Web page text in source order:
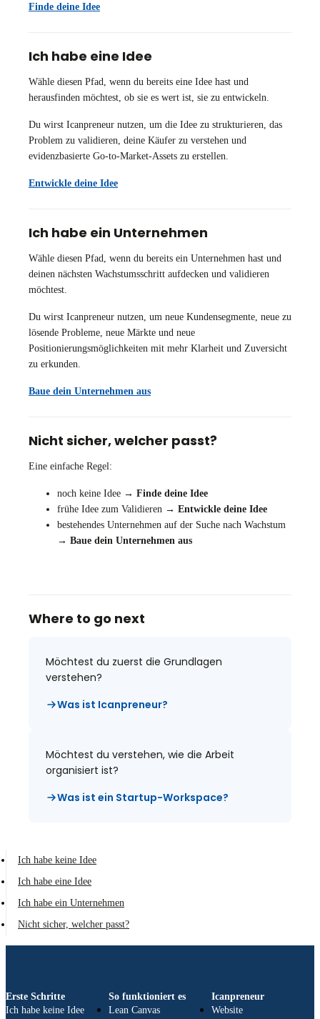
Finde deine Idee
Ich habe eine Idee
Wähle diesen Pfad, wenn du bereits eine Idee hast und
herausfinden möchtest, ob sie es wert ist, sie zu entwickeln.
Du wirst Icanpreneur nutzen, um die Idee zu strukturieren, das
Problem zu validieren, deine Käufer zu verstehen und
evidenzbasierte Go-to-Market-Assets zu erstellen.
Entwickle deine Idee
Ich habe ein Unternehmen
Wähle diesen Pfad, wenn du bereits ein Unternehmen hast und
deinen nächsten Wachstumsschritt aufdecken und validieren
möchtest.
Du wirst Icanpreneur nutzen, um neue Kundensegmente, neue zu
lösende Probleme, neue Märkte und neue
Positionierungsmöglichkeiten mit mehr Klarheit und Zuversicht
zu erkunden.
Baue dein Unternehmen aus
Nicht sicher, welcher passt?
Eine einfache Regel:
noch keine Idee → Finde deine Idee
frühe Idee zum Validieren → Entwickle deine Idee
bestehendes Unternehmen auf der Suche nach Wachstum
→ Baue dein Unternehmen aus
Where to go next
Möchtest du zuerst die Grundlagen
verstehen?
Was ist Icanpreneur?
Möchtest du verstehen, wie die Arbeit
organisiert ist?
Was ist ein Startup-Workspace?
Ich habe keine Idee
Ich habe eine Idee
Ich habe ein Unternehmen
Nicht sicher, welcher passt?
Erste Schritte
Ich habe keine Idee
So funktioniert es
Lean Canvas
Icanpreneur
Website